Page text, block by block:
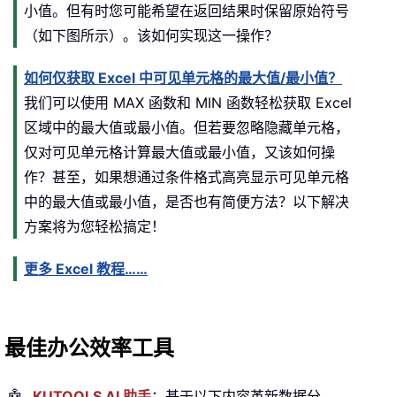
小值。但有时您可能希望在返回结果时保留原始符号
（如下图所示）。该如何实现这一操作？
如何仅获取 Excel 中可见单元格的最大值/最小值？
我们可以使用 MAX 函数和 MIN 函数轻松获取 Excel
区域中的最大值或最小值。但若要忽略隐藏单元格，
仅对可见单元格计算最大值或最小值，又该如何操
作？甚至，如果想通过条件格式高亮显示可见单元格
中的最大值或最小值，是否也有简便方法？以下解决
方案将为您轻松搞定！
更多 Excel 教程……
最佳办公效率工具